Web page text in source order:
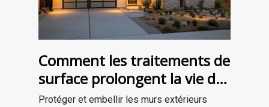
Comment les traitements de
surface prolongent la vie de
vos murs extérieurs ?
Protéger et embellir les murs extérieurs